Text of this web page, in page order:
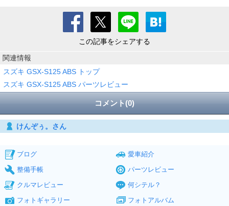
この記事をシェアする
関連情報
スズキ GSX-S125 ABS トップ
スズキ GSX-S125 ABS パーツレビュー
コメント(0)
けんぞぅ。さん
ブログ
愛車紹介
整備手帳
パーツレビュー
クルマレビュー
何シテル？
フォトギャラリー
フォトアルバム